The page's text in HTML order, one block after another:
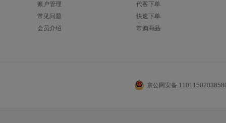
账户管理
常见问题
会员介绍
代客下单
快速下单
常购商品
京公网安备